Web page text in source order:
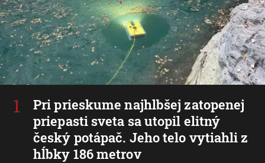
Pri prieskume najhlbšej zatopenej
priepasti sveta sa utopil elitný
český potápač. Jeho telo vytiahli z
hĺbky 186 metrov